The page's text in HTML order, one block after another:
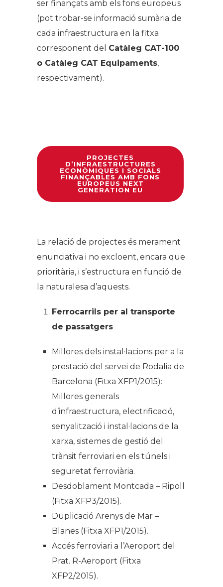
ser finançats amb els fons europeus
(pot trobar-se informació sumària de
cada infraestructura en la fitxa
corresponent del Catàleg CAT-100
o Catàleg CAT Equipaments,
respectivament).
PROJECTES
D’INFRAESTRUCTURES
ECONÒMIQUES I SOCIALS
FINANÇABLES AMB FONS
EUROPEUS NEXT
GENERATION EU
La relació de projectes és merament
enunciativa i no excloent, encara que
prioritària, i s’estructura en funció de
la naturalesa d’aquests.
Ferrocarrils per al transporte
de passatgers
Millores dels instal·lacions per a la
prestació del servei de Rodalia de
Barcelona (Fitxa XFP1/2015):
Millores generals
d’infraestructura, electrificació,
senyalització i instal·lacions de la
xarxa, sistemes de gestió del
trànsit ferroviari en els túnels i
seguretat ferroviària.
Desdoblament Montcada – Ripoll
(Fitxa XFP3/2015).
Duplicació Arenys de Mar –
Blanes (Fitxa XFP1/2015).
Accés ferroviari a l’Aeroport del
Prat. R-Aeroport (Fitxa
XFP2/2015).